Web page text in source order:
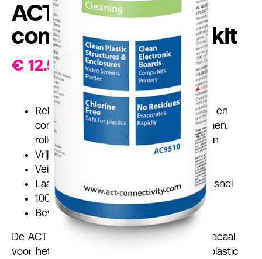
ACT
computerreinigingskit
€ 12.59
Reinig printplaten, plastic oppervlakken en
computerbehuizingen, printers, schermen,
rollers van plotter- en kopieerapparaten
Vrij van chloor
Veilig voor plastic
Laat geen resten achter en verdampt snel
100% Ozonvriendelijk
Bevat: 200ml
De ACT AC9510 Isopropyl Alcohol spray is ideaal
voor het schoonmaken van printplaten en plastic